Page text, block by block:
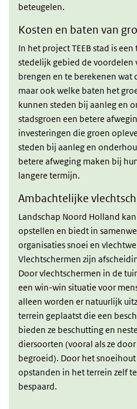
beteugelen.
Kosten en baten van
In het project TEEB stad is
stedelijk gebied de voordelen
brengen en te berekenen wat
maar ook welke baten het
kunnen steden bij aanleg en
stadsgroen een betere
investeringen die groen
steden bij aanleg en
betere afweging maken bij
langere termijn.
Ambachtelijke
Landschap Noord Holland
opstellen en biedt in
organisaties snoei en
Vlechtschermen zijn
Door vlechtschermen in de
een win-win situatie voor
alleen worden er natuurlijk
terrein geplaatst die een
bieden ze beschutting en
diersoorten (vooral als ze
begroeid). Door het
opstanden in het terrein zelf
bespaard.